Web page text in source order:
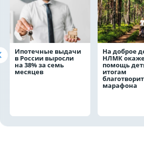
Ипотечные выдачи
в России выросли
на 38% за семь
месяцев
На доброе
НЛМК
помощь
итогам
марафона